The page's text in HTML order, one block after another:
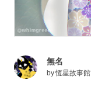
無名
by恆星故事館